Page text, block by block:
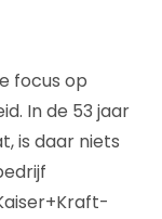
focus op
In de 53 jaar
is daar niets